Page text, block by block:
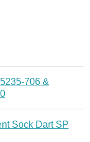
706 &
Sock Dart SP